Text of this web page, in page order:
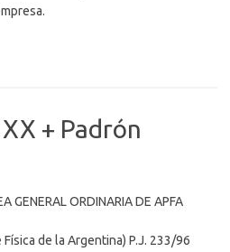
+ Padrón
GENERAL ORDINARIA DE APFA
de la Argentina) P.J. 233/96